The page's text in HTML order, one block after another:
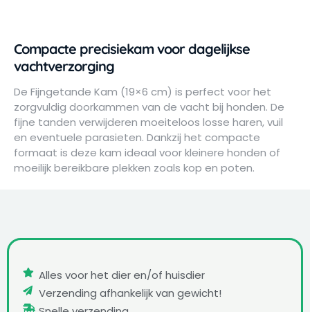
Compacte precisiekam voor dagelijkse
vachtverzorging
De Fijngetande Kam (19×6 cm) is perfect voor het
zorgvuldig doorkammen van de vacht bij honden. De
fijne tanden verwijderen moeiteloos losse haren, vuil
en eventuele parasieten. Dankzij het compacte
formaat is deze kam ideaal voor kleinere honden of
moeilijk bereikbare plekken zoals kop en poten.
Alles voor het dier en/of huisdier
Verzending afhankelijk van gewicht!